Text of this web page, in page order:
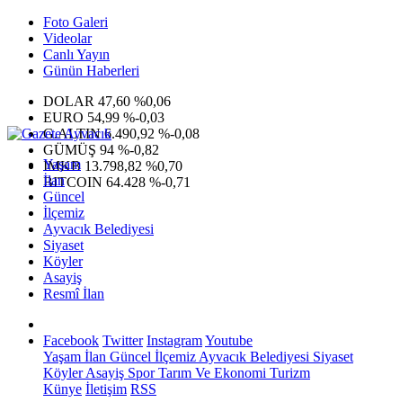
Foto Galeri
Videolar
Canlı Yayın
Günün Haberleri
DOLAR 47,60 %0,06
EURO 54,99 %-0,03
G.ALTIN6.490,92 %-0,08
GÜMÜŞ 94 %-0,82
IMKB 13.798,82 %0,70
BITCOIN 64.428 %-0,71
Yaşam
İlan
Güncel
İlçemiz
Ayvacık Belediyesi
Siyaset
Köyler
Asayiş
Resmî İlan
Facebook Twitter InstagramYoutube
Yaşam İlan Güncel İlçemiz Ayvacık Belediyesi Siyaset
KöylerAsayiş SporTarım Ve Ekonomi Turizm
Künye İletişim RSS